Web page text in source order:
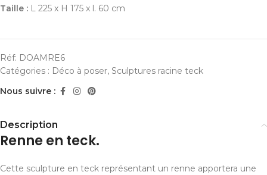
Taille : L 225 x H 175 x l. 60 cm
Réf: DOAMRE6
Catégories : Déco à poser, Sculptures racine teck
Nous suivre :
Description
Renne en teck.
Cette sculpture en teck représentant un renne apportera une